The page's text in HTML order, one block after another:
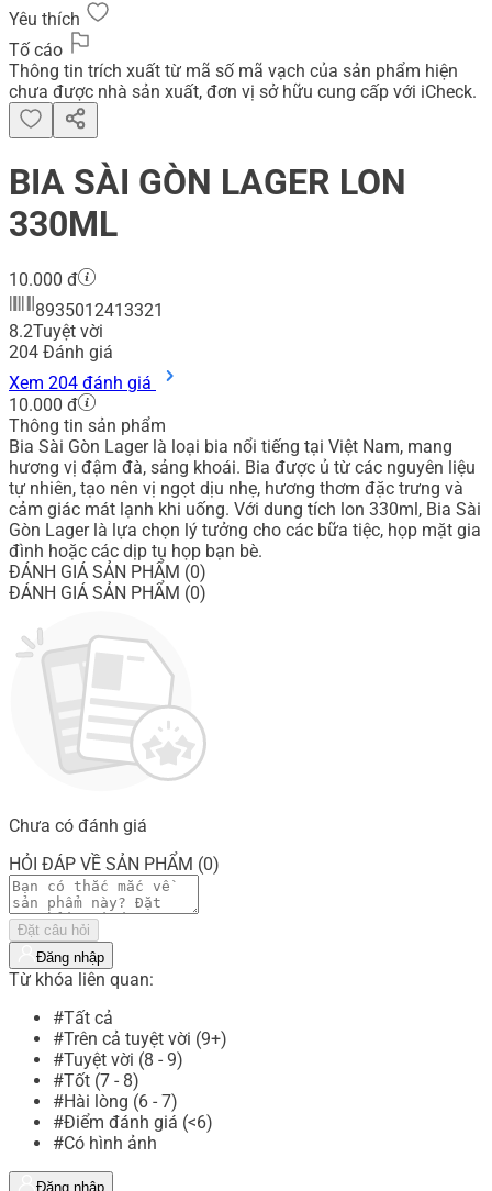
Yêu thích
Tố cáo
Thông tin trích xuất từ mã số mã vạch của sản phẩm hiện
chưa được nhà sản xuất, đơn vị sở hữu cung cấp với iCheck.
BIA SÀI GÒN LAGER LON
330ML
10.000 đ
8935012413321
8.2Tuyệt vời
204 Đánh giá
Xem 204 đánh giá
10.000 đ
Thông tin sản phẩm
Bia Sài Gòn Lager là loại bia nổi tiếng tại Việt Nam, mang
hương vị đậm đà, sảng khoái. Bia được ủ từ các nguyên liệu
tự nhiên, tạo nên vị ngọt dịu nhẹ, hương thơm đặc trưng và
cảm giác mát lạnh khi uống. Với dung tích lon 330ml, Bia Sài
Gòn Lager là lựa chọn lý tưởng cho các bữa tiệc, họp mặt gia
đình hoặc các dịp tụ họp bạn bè.
ĐÁNH GIÁ SẢN PHẨM (0)
ĐÁNH GIÁ SẢN PHẨM (0)
Chưa có đánh giá
HỎI ĐÁP VỀ SẢN PHẨM (0)
Đặt câu hỏi
Đăng nhập
Từ khóa liên quan:
#Tất cả
#Trên cả tuyệt vời (9+)
#Tuyệt vời (8 - 9)
#Tốt (7 - 8)
#Hài lòng (6 - 7)
#Điểm đánh giá (<6)
#Có hình ảnh
Đăng nhập